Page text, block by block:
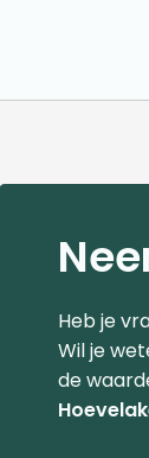
Heb je
Wil je
de